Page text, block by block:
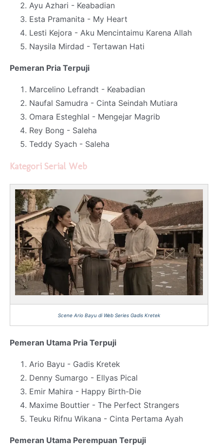
Ayu Azhari - Keabadian
Esta Pramanita - My Heart
Lesti Kejora - Aku Mencintaimu Karena Allah
Naysila Mirdad - Tertawan Hati
Pemeran Pria Terpuji
Marcelino Lefrandt - Keabadian
Naufal Samudra - Cinta Seindah Mutiara
Omara Esteghlal - Mengejar Magrib
Rey Bong - Saleha
Teddy Syach - Saleha
Kategori Serial Web
Scene Ario Bayu di Web Series Gadis Kretek
Pemeran Utama Pria Terpuji
Ario Bayu - Gadis Kretek
Denny Sumargo - Ellyas Pical
Emir Mahira - Happy Birth-Die
Maxime Bouttier - The Perfect Strangers
Teuku Rifnu Wikana - Cinta Pertama Ayah
Pemeran Utama Perempuan Terpuji